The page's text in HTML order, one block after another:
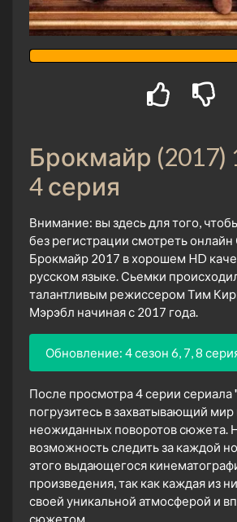
Брокмайр (2017)
4 серия
Внимание: вы здесь для того,
без регистрации смотреть
Брокмайр 2017 в хорошем HD
русском языке. Сьемки
талантливым режиссером Тим
Мэрэбл начиная с 2017 года.
Обновление: 4 сезон 6, 7, 8
После просмотра 4 серии сериала
погрузитесь в захватывающий мир
неожиданных поворотов сюжета.
возможность следить за каждой
этого выдающегося
произведения, так как каждая из
своей уникальной атмосферой и
сюжетом.